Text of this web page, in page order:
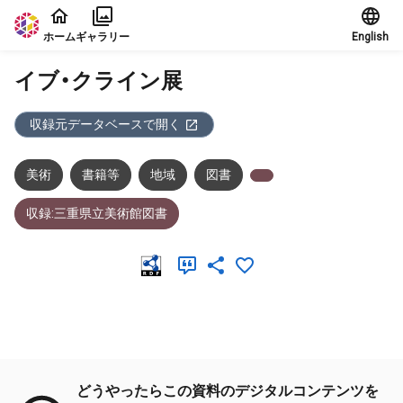
本文に飛ぶ
ホームギャラリー English
イブ・クライン展
収録元データベースで開く
美術 書籍等 地域 図書
収録:三重県立美術館図書
どうやったらこの資料のデジタルコンテンツを